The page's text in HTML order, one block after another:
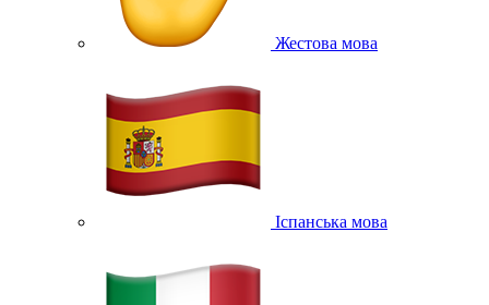
Жестова мова
Іспанська мова